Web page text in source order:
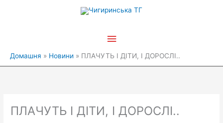
Головне
Домашня Новини ПЛАЧУТЬ І ДІТИ, І ДОРОСЛІ..
ПЛАЧУТЬ І ДІТИ, І ДОРОСЛІ..